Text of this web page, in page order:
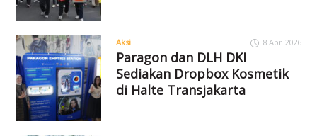
Aksi 8 Apr 2026
Paragon dan DLH DKI
Sediakan Dropbox Kosmetik
di Halte Transjakarta